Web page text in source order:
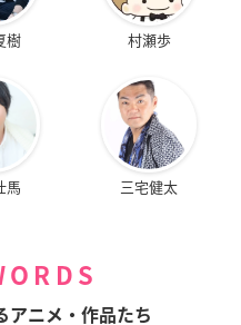
樹 村瀬歩
馬 三宅健太
アニメ・作品たち